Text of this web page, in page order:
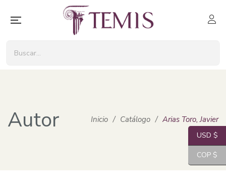
Autor Inicio / Catálogo / Arias Toro, Javier
USD $
COP $